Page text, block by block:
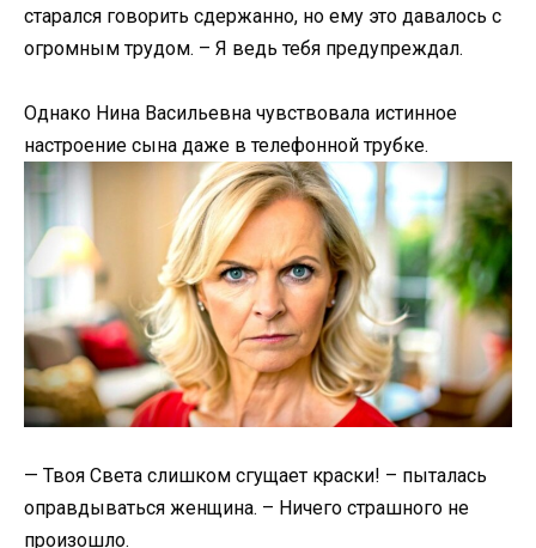
старался говорить сдержанно, но ему это давалось с
огромным трудом. – Я ведь тебя предупреждал.
Однако Нина Васильевна чувствовала истинное
настроение сына даже в телефонной трубке.
— Твоя Света слишком сгущает краски! – пыталась
оправдываться женщина. – Ничего страшного не
произошло.